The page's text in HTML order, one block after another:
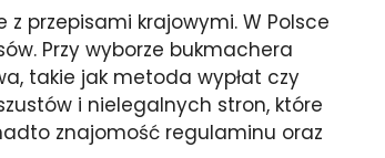
przepisami krajowymi. W Polsce
Przy wyborze bukmachera
takie jak metoda wypłat czy
i nielegalnych stron, które
znajomość regulaminu oraz